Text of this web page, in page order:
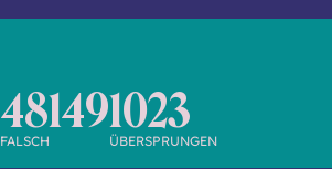
48149
FALSCH
1023
ÜBERSPRUNGEN